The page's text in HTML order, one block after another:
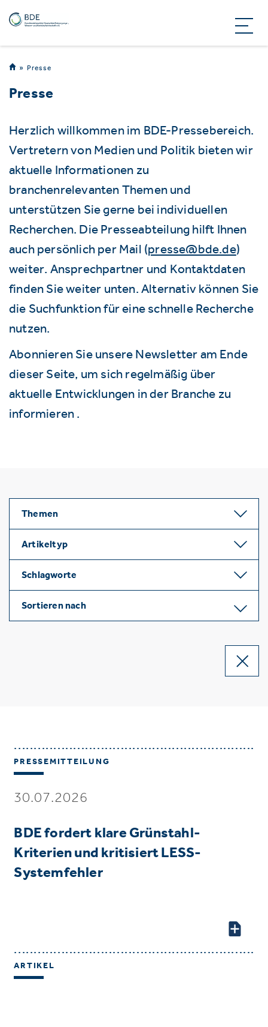
Presse
Presse
Herzlich willkommen im BDE-Pressebereich.
Vertretern von Medien und Politik bieten wir
aktuelle Informationen zu
branchenrelevanten Themen und
unterstützen Sie gerne bei individuellen
Recherchen. Die Presseabteilung hilft Ihnen
auch persönlich per Mail (presse@bde.de)
weiter. Ansprechpartner und Kontaktdaten
finden Sie weiter unten. Alternativ können Sie
die Suchfunktion für eine schnelle Recherche
nutzen.
Abonnieren Sie unsere Newsletter am Ende
dieser Seite, um sich regelmäßig über
aktuelle Entwicklungen in der Branche zu
informieren .
Themen
Artikeltyp
Schlagworte
Sortieren nach
PRESSEMITTEILUNG
30.07.2026
BDE fordert klare Grünstahl-
Kriterien und kritisiert LESS-
Systemfehler
ARTIKEL